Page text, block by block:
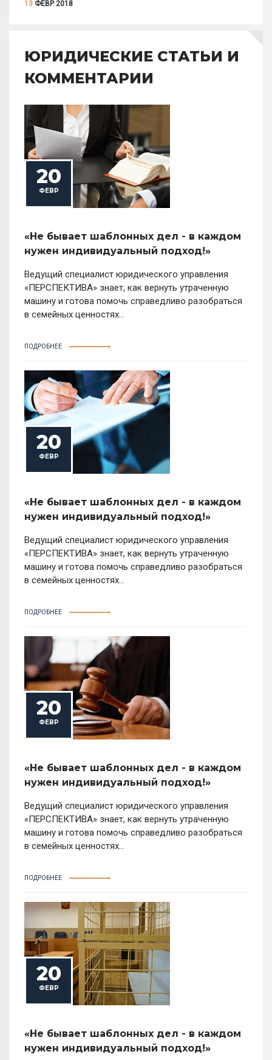
13 ФЕВР 2018
ЮРИДИЧЕСКИЕ СТАТЬИ И
КОММЕНТАРИИ
20
ФЕВР
«Не бывает шаблонных дел - в каждом
нужен индивидуальный подход!»
Ведущий специалист юридического управления
«ПЕРСПЕКТИВА» знает, как вернуть утраченную
машину и готова помочь справедливо разобраться
в семейных ценностях...
ПОДРОБНЕЕ
20
ФЕВР
«Не бывает шаблонных дел - в каждом
нужен индивидуальный подход!»
Ведущий специалист юридического управления
«ПЕРСПЕКТИВА» знает, как вернуть утраченную
машину и готова помочь справедливо разобраться
в семейных ценностях...
ПОДРОБНЕЕ
20
ФЕВР
«Не бывает шаблонных дел - в каждом
нужен индивидуальный подход!»
Ведущий специалист юридического управления
«ПЕРСПЕКТИВА» знает, как вернуть утраченную
машину и готова помочь справедливо разобраться
в семейных ценностях...
ПОДРОБНЕЕ
20
ФЕВР
«Не бывает шаблонных дел - в каждом
нужен индивидуальный подход!»